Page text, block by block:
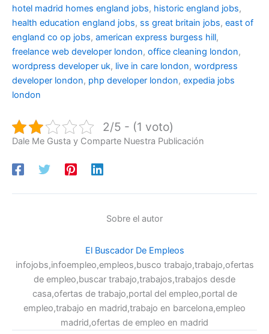
hotel madrid homes england jobs, historic england jobs,
health education england jobs, ss great britain jobs, east of
england co op jobs, american express burgess hill,
freelance web developer london, office cleaning london,
wordpress developer uk, live in care london, wordpress
developer london, php developer london, expedia jobs
london
2/5 - (1 voto)
Dale Me Gusta y Comparte Nuestra Publicación
Sobre el autor
El Buscador De Empleos
infojobs,infoempleo,empleos,busco trabajo,trabajo,ofertas
de empleo,buscar trabajo,trabajos,trabajos desde
casa,ofertas de trabajo,portal del empleo,portal de
empleo,trabajo en madrid,trabajo en barcelona,empleo
madrid,ofertas de empleo en madrid